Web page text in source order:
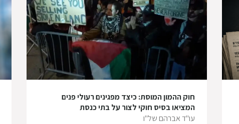
חוק ההמון המוסת: כיצד מפגינים רעולי פנים
המציאו בסיס חוקי לצור על בתי כנסת
עו"ד אברהם של"ו